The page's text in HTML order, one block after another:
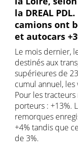
la DREAL
camions ont
et autocars
Le mois dernier,
destinés aux
supérieures de
cumul annuel, les
Pour les
porteurs : +13%.
remorques
+4% tandis que
de 3%.